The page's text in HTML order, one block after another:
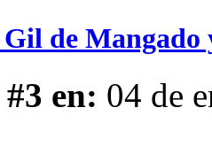
de Mangado
en: 04 de